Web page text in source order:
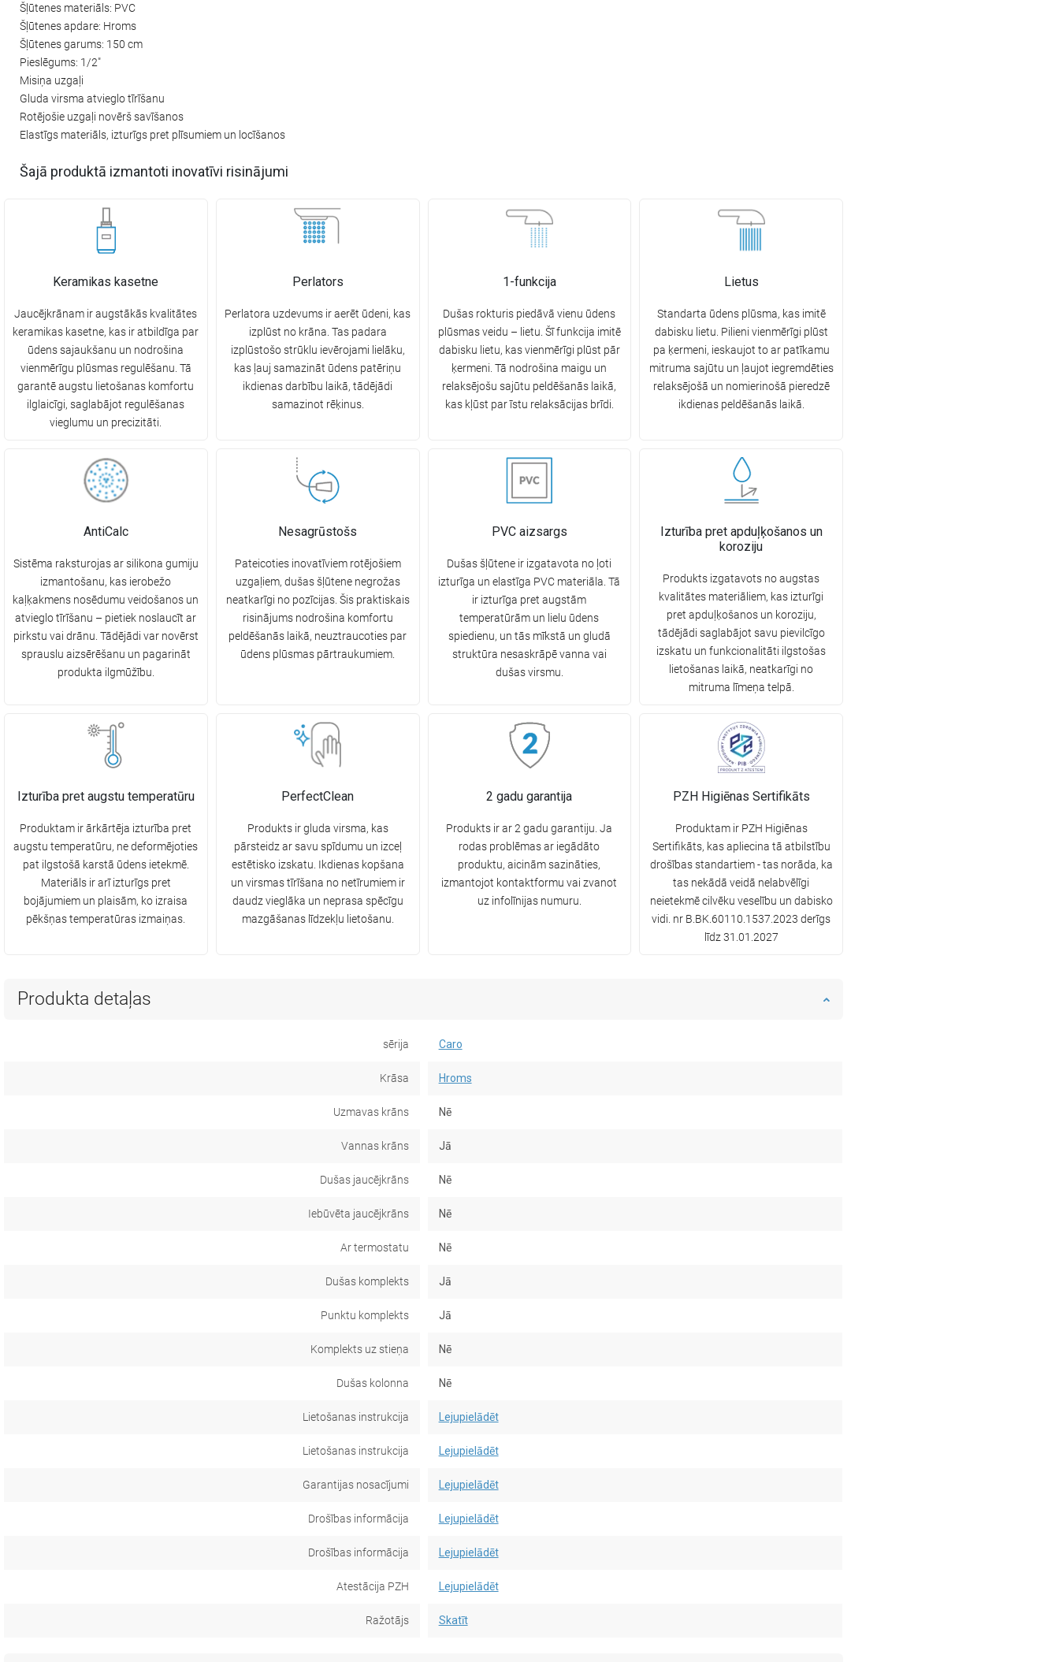
Šļūtenes materiāls: PVC
Šļūtenes apdare: Hroms
Šļūtenes garums: 150 cm
Pieslēgums: 1/2"
Misiņa uzgaļi
Gluda virsma atvieglo tīrīšanu
Rotējošie uzgaļi novērš savīšanos
Elastīgs materiāls, izturīgs pret plīsumiem un locīšanos
Šajā produktā izmantoti inovatīvi risinājumi
Keramikas kasetne
Jaucējkrānam ir augstākās kvalitātes
keramikas kasetne, kas ir atbildīga par
ūdens sajaukšanu un nodrošina
vienmērīgu plūsmas regulēšanu. Tā
garantē augstu lietošanas komfortu
ilglaicīgi, saglabājot regulēšanas
vieglumu un precizitāti.
Perlators
Perlatora uzdevums ir aerēt ūdeni, kas
izplūst no krāna. Tas padara
izplūstošo strūklu ievērojami lielāku,
kas ļauj samazināt ūdens patēriņu
ikdienas darbību laikā, tādējādi
samazinot rēķinus.
1-funkcija
Dušas rokturis piedāvā vienu ūdens
plūsmas veidu – lietu. Šī funkcija imitē
dabisku lietu, kas vienmērīgi plūst pār
ķermeni. Tā nodrošina maigu un
relaksējošu sajūtu peldēšanās laikā,
kas kļūst par īstu relaksācijas brīdi.
Lietus
Standarta ūdens plūsma, kas imitē
dabisku lietu. Pilieni vienmērīgi plūst
pa ķermeni, ieskaujot to ar patīkamu
mitruma sajūtu un ļaujot iegremdēties
relaksējošā un nomierinošā pieredzē
ikdienas peldēšanās laikā.
AntiCalc
Sistēma raksturojas ar silikona gumiju
izmantošanu, kas ierobežo
kaļķakmens nosēdumu veidošanos un
atvieglo tīrīšanu – pietiek noslaucīt ar
pirkstu vai drānu. Tādējādi var novērst
sprauslu aizsērēšanu un pagarināt
produkta ilgmūžību.
Nesagrūstošs
Pateicoties inovatīviem rotējošiem
uzgaļiem, dušas šļūtene negrožas
neatkarīgi no pozīcijas. Šis praktiskais
risinājums nodrošina komfortu
peldēšanās laikā, neuztraucoties par
ūdens plūsmas pārtraukumiem.
PVC aizsargs
Dušas šļūtene ir izgatavota no ļoti
izturīga un elastīga PVC materiāla. Tā
ir izturīga pret augstām
temperatūrām un lielu ūdens
spiedienu, un tās mīkstā un gludā
struktūra nesaskrāpē vanna vai
dušas virsmu.
Izturība pret apduļķošanos un
koroziju
Produkts izgatavots no augstas
kvalitātes materiāliem, kas izturīgi
pret apduļķošanos un koroziju,
tādējādi saglabājot savu pievilcīgo
izskatu un funkcionalitāti ilgstošas
lietošanas laikā, neatkarīgi no
mitruma līmeņa telpā.
Izturība pret augstu temperatūru
Produktam ir ārkārtēja izturība pret
augstu temperatūru, ne deformējoties
pat ilgstošā karstā ūdens ietekmē.
Materiāls ir arī izturīgs pret
bojājumiem un plaisām, ko izraisa
pēkšņas temperatūras izmaiņas.
PerfectClean
Produkts ir gluda virsma, kas
pārsteidz ar savu spīdumu un izceļ
estētisko izskatu. Ikdienas kopšana
un virsmas tīrīšana no netīrumiem ir
daudz vieglāka un neprasa spēcīgu
mazgāšanas līdzekļu lietošanu.
2 gadu garantija
Produkts ir ar 2 gadu garantiju. Ja
rodas problēmas ar iegādāto
produktu, aicinām sazināties,
izmantojot kontaktformu vai zvanot
uz infolīnijas numuru.
PZH Higiēnas Sertifikāts
Produktam ir PZH Higiēnas
Sertifikāts, kas apliecina tā atbilstību
drošības standartiem - tas norāda, ka
tas nekādā veidā nelabvēlīgi
neietekmē cilvēku veselību un dabisko
vidi. nr B.BK.60110.1537.2023 derīgs
līdz 31.01.2027
Produkta detaļas
sērija Caro
Krāsa Hroms
Uzmavas krāns Nē
Vannas krāns Jā
Dušas jaucējkrāns Nē
Iebūvēta jaucējkrāns Nē
Ar termostatu Nē
Dušas komplekts Jā
Punktu komplekts Jā
Komplekts uz stieņa Nē
Dušas kolonna Nē
Lietošanas instrukcija Lejupielādēt
Lietošanas instrukcija Lejupielādēt
Garantijas nosacījumi Lejupielādēt
Drošības informācija Lejupielādēt
Drošības informācija Lejupielādēt
Atestācija PZH Lejupielādēt
Ražotājs Skatīt